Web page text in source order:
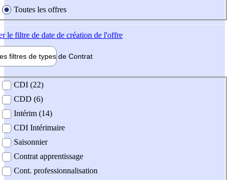
Toutes les offres
le filtre de date de création de l'offre
filtres de types de Contrat
contrat
CDI (22)
CDD (6)
Intérim (14)
CDI Intérimaire
Saisonnier
Contrat apprentissage
Cont. professionnalisation